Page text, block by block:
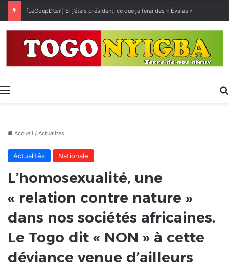
[LeCoupD’œil] Si j’étais président, ce que je ferai des « Évalas »
Menu
Accueil / Actualités
Actualités Nationale
L’homosexualité, une
« relation contre nature »
dans nos sociétés africaines.
Le Togo dit « NON » à cette
déviance venue d’ailleurs